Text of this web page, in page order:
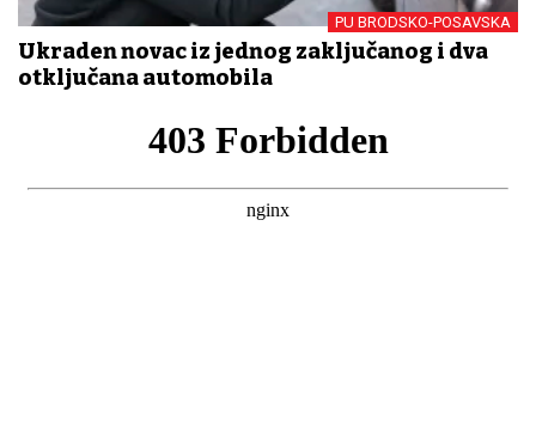
PU BRODSKO-POSAVSKA
Ukraden novac iz jednog zaključanog i dva
otključana automobila